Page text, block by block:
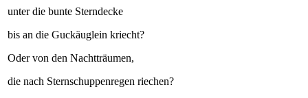
unter die bunte Sterndecke
bis an die Guckäuglein kriecht?
Oder von den Nachtträumen,
die nach Sternschuppenregen riechen?